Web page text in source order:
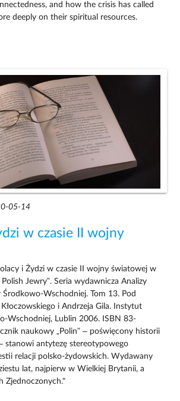
and how the crisis has called
deeply on their spiritual resources.
05-14
w czasie II wojny
i Żydzi w czasie II wojny światowej w
Polish Jewry”. Seria wydawnicza Analizy
Środkowo-Wschodniej. Tom 13. Pod
i Andrzeja Gila. Instytut
Wschodniej, Lublin 2006. ISBN 83-
naukowy „Polin” – poświęcony historii
stanowi antytezę stereotypowego
relacji polsko-żydowskich. Wydawany
lat, najpierw w Wielkiej Brytanii, a
Zjednoczonych."